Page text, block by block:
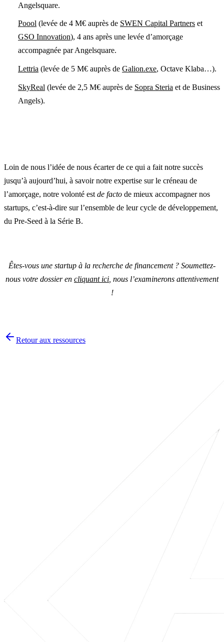
Angelsquare.
Poool (levée de 4 M€ auprès de SWEN Capital Partners et
GSO Innovation), 4 ans après une levée d’amorçage
accompagnée par Angelsquare.
Lettria (levée de 5 M€ auprès de Galion.exe, Octave Klaba…).
SkyReal (levée de 2,5 M€ auprès de Sopra Steria et de Business
Angels).
Loin de nous l’idée de nous écarter de ce qui a fait notre succès
jusqu’à aujourd’hui, à savoir notre expertise sur le créneau de
l’amorçage, notre volonté est de facto de mieux accompagner nos
startups, c’est-à-dire sur l’ensemble de leur cycle de développement,
du Pre-Seed à la Série B.
Êtes-vous une startup à la recherche de financement ? Soumettez-
nous votre dossier en cliquant ici, nous l’examinerons attentivement
!
Retour aux ressources